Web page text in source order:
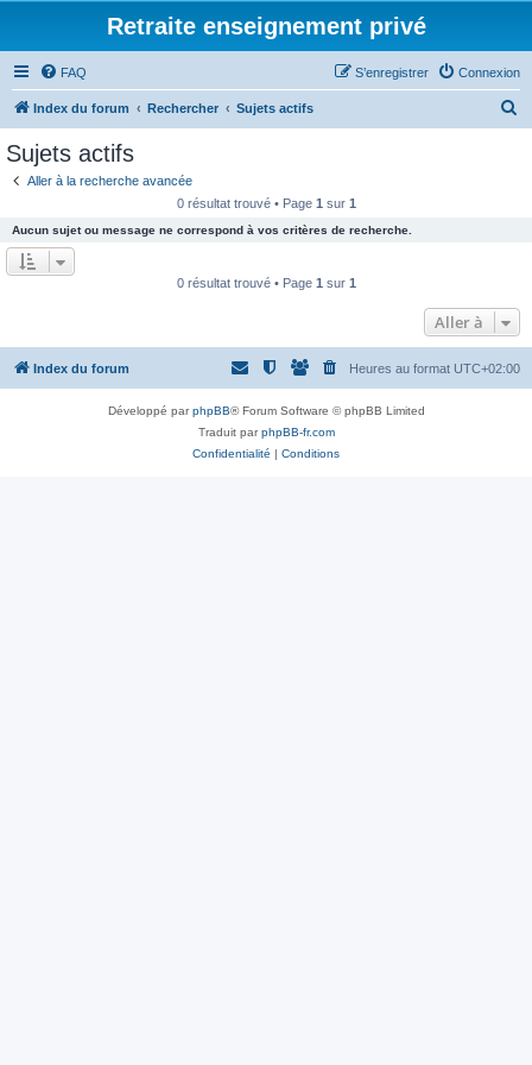
Retraite enseignement privé
FAQ Connexion
S’enregistrer
Index du forum Rechercher Sujets actifs
e
r
Sujets actifs
Aller à la recherche avancée
0 résultat trouvé • Page 1 sur 1
Aucun sujet ou message ne correspond à vos critères de recherche.
0 résultat trouvé • Page 1 sur 1
Aller à
Index du forum Heures au format UTC+02:00
Développé parphpBB® Forum Software © phpBB Limited
Traduit parphpBB-fr.com
Confidentialité | Conditions